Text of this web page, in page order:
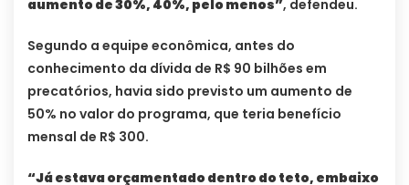
aumento de 30%, 40%, pelo menos”, defendeu.
Segundo a equipe econômica, antes do
conhecimento da dívida de R$ 90 bilhões em
precatórios, havia sido previsto um aumento de
50% no valor do programa, que teria benefício
mensal de R$ 300.
“Já estava orçamentado dentro do teto, embaixo